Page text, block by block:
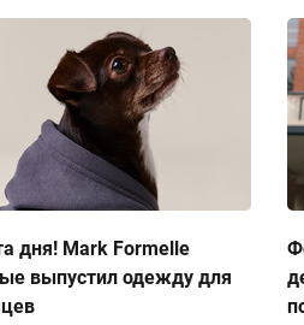
дня! Mark Formelle
выпустил одежду для